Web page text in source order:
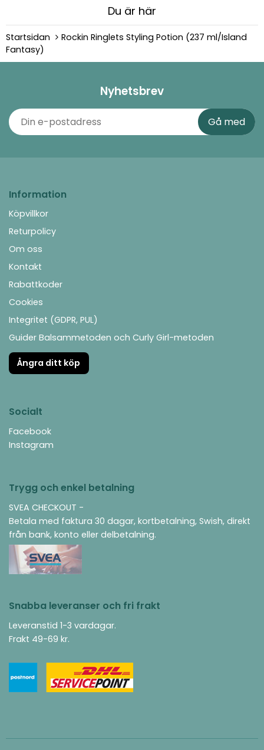
Du är här
Startsidan
Rockin Ringlets Styling Potion (237 ml/Island
Fantasy)
Nyhetsbrev
Information
Köpvillkor
Returpolicy
Om oss
Kontakt
Rabattkoder
Cookies
Integritet (GDPR, PUL)
Guider Balsammetoden och Curly Girl-metoden
Ångra ditt köp
Socialt
Facebook
Instagram
Trygg och enkel betalning
SVEA CHECKOUT -
Betala med faktura 30 dagar, kortbetalning, Swish, direkt
från bank, konto eller delbetalning.
Snabba leveranser och fri frakt
Leveranstid 1-3 vardagar.
Frakt 49-69 kr.